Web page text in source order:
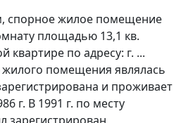
спорное жилое помещение
площадью 13,1 кв.
квартире по адресу: г. ...
помещения являлась
и проживает
г. В 1991 г. по месту